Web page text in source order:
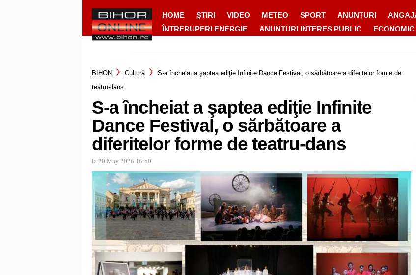
HOME ŞTIRI VIDEO METEO SPORT ANUNȚURI
ÎNTRERUPERI ENERGIE
ANUNTURI INTERES PUBLIC ECONOMIC
BIHON Cultură
S-a încheiat a şaptea ediţie Infinite Dance Festival, o sărbătoare a diferitelor forme de
teatru-dans
S-a încheiat a şaptea ediţie Infinite
Dance Festival, o sărbătoare a
diferitelor forme de teatru-dans
la 20 May 2026 16:50